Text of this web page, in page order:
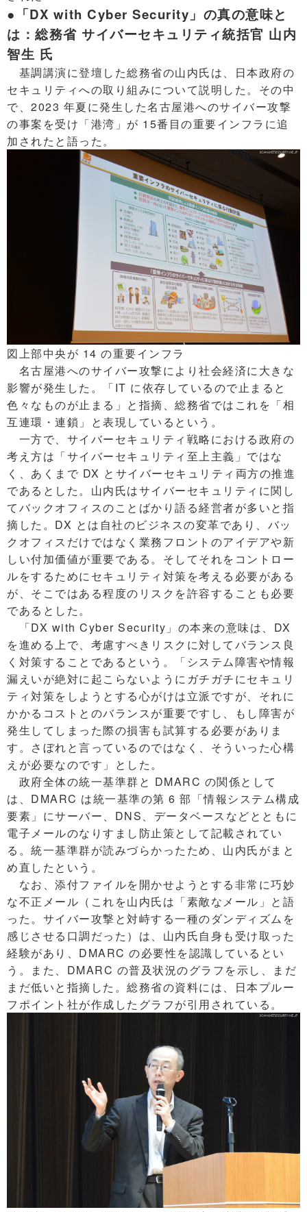
●「DX with Cyber Security」の真の意味と
は：総務省 サイバーセキュリティ統括官 山内
智生 氏
基調講演に登壇した総務省の山内氏は、日本政府の
セキュリティへの取り組みについて説明した。その中
で、2023 年夏に発生した名古屋港へのサイバー攻撃
の事案を受け「港湾」が 15番目の重要インフラに追
加されたと語った。
図上部中央が 14 の重要インフラ
名古屋港へのサイバー攻撃により社会経済に大きな
影響が発生した。「IT に依存しているので止まると
色々なものが止まる」と指摘、総務省ではこれを「相
互連環・連鎖」と表現しているという。
一方で、サイバーセキュリティ戦略における政府の
考え方は「サイバーセキュリティ至上主義」ではな
く、あくまで DX とサイバーセキュリティ両方の推進
であるとした。山内氏はサイバーセキュリティに関し
てバックオフィスのことばかり語る経営者が多いと指
摘した。DX とは自社のビジネスの変革であり、バッ
クオフィスだけではなく業務フロントのアイデアや新
しい付加価値が重要である。そしてそれをコントロー
ルをするためにセキュリティ対策を考える必要がある
が、そこではある程度のリスクを許容することも必要
であるとした。
「DX with Cyber Security」の本来の意味は、DX
を進める上で、考慮すべきリスクに対してバランス良
く対策することであるという。「システム障害や情報
漏えいが絶対に起こらないようにガチガチにセキュリ
ティ対策をしようとする心がけは立派ですが、それに
かかるコストとのバランスが重要ですし、もし障害が
発生してしまった際の損害も試算する必要がありま
す。さぼれと言っているのではなく、そういった心構
えが必要なのです」とした。
政府全体の統一基準群と DMARC の関係として
は、DMARC は統一基準の第 6 部「情報システム構成
要素」にサーバー、DNS、データベースなどとともに
電子メールのなりすまし防止策として記載されてい
る。統一基準群が読みづらかったため、山内氏がまと
め直したという。
なお、添付ファイルを開かせようとする非常に巧妙
な不正メール（これを山内氏は「素敵なメール」と語
った。サイバー攻撃と対峙する一種のダンディズムを
感じさせる口調だった）は、山内氏自身も受け取った
経験があり、DMARC の必要性を認識しているとい
う。また、DMARC の普及状況のグラフを示し、まだ
まだ低いと指摘した。総務省の資料には、日本プルー
フポイント社が作成したグラフが引用されている。